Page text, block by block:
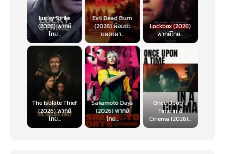
Lucky Strike
(2026) พากย์
ไทย...
Evil Dead Burn
(2026) ผีอมตะ
แผดเผา...
Lockbox (2026)
พากย์ไทย...
The Isolate Thief
(2026) พากย์
ไทย...
Sakamoto Days
(2026) พากย์
ไทย...
Once Upon a
Time in a
Cinema (2026)...